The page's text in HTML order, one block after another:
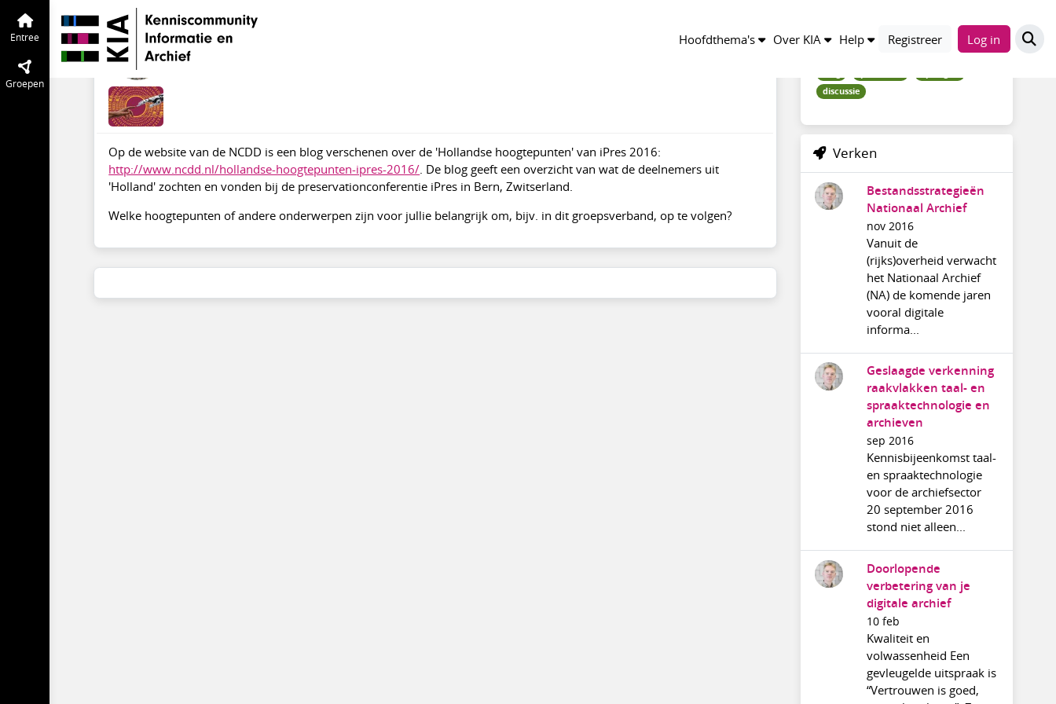
Hoofdthema's Over KIA Help Registreer Log in
Entree
Groepen
Preservation Digitaal Erfgoed
Hollandse hoogtepunten van preservationconferentie iPres 2016
okt 2016
Op de website van de NCDD is een blog verschenen over de 'Hollandse hoogtepunten' van iPres 2016:
http://www.ncdd.nl/hollandse-hoogtepunten-ipres-2016/ . De blog geeft een overzicht van wat de deelnemers uit
'Holland' zochten en vonden bij de preservationconferentie iPres in Bern, Zwitserland.
Welke hoogtepunten of andere onderwerpen zijn voor jullie belangrijk om, bijv. in dit groepsverband, op te volgen?
discussie
Verken
Bestandsstrategieën
Nationaal Archief
nov 2016
Vanuit de
(rijks)overheid verwacht
het Nationaal Archief
(NA) de komende jaren
vooral digitale
informa...
Geslaagde verkenning
raakvlakken taal- en
spraaktechnologie en
archieven
sep 2016
Kennisbijeenkomst taal-
en spraaktechnologie
voor de archiefsector
20 september 2016
stond niet alleen...
Doorlopende
verbetering van je
digitale archief
10 feb
Kwaliteit en
volwassenheid Een
gevleugelde uitspraak is
“Vertrouwen is goed,